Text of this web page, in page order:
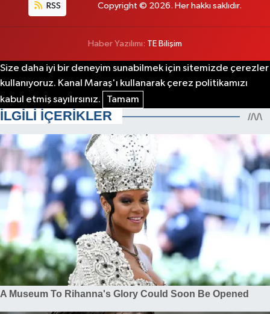
RSS Copyright © 2026. Her hakkı saklıdır.
Haber Yazılımı: TE Bilişim
Size daha iyi bir deneyim sunabilmek için sitemizde çerezler
kullanıyoruz. Kanal Maraş'ı kullanarak çerez politikamızı
kabul etmiş sayılırsınız.
Tamam